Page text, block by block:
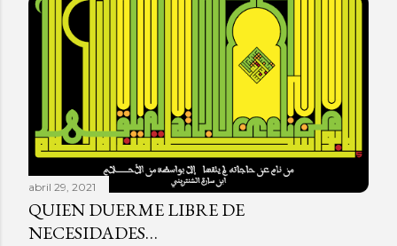
abril 29, 2021
QUIEN DUERME LIBRE DE
NECESIDADES…